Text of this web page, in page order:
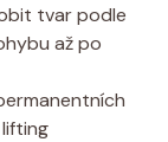
tvar podle
až po